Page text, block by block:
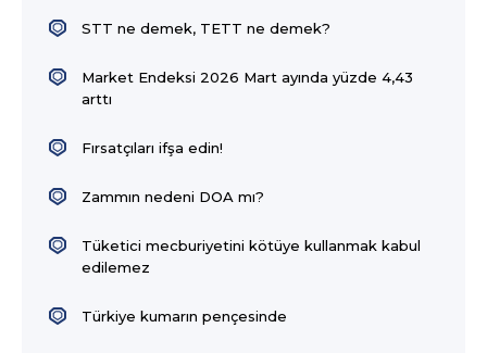
STT ne demek, TETT ne demek?
Market Endeksi 2026 Mart ayında yüzde 4,43
arttı
Fırsatçıları ifşa edin!
Zammın nedeni DOA mı?
Tüketici mecburiyetini kötüye kullanmak kabul
edilemez
Türkiye kumarın pençesinde